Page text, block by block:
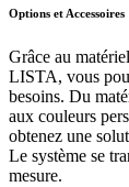
Options et Accessoires
Grâce au
LISTA, vous
besoins. Du
aux couleurs
obtenez une
Le système se
mesure.